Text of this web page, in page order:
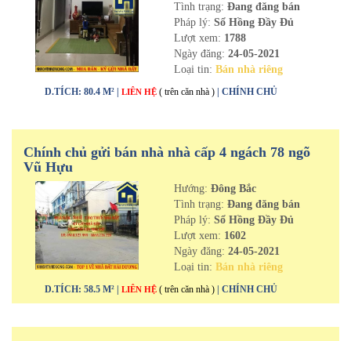
Tình trạng: Đang đăng bán
Pháp lý: Sổ Hồng Đầy Đủ
Lượt xem: 1788
Ngày đăng: 24-05-2021
Loại tin: Bán nhà riêng
D.TÍCH: 80.4 M² | LIÊN HỆ ( trên căn nhà ) | CHÍNH CHỦ
Chính chủ gửi bán nhà nhà cấp 4 ngách 78 ngõ
Vũ Hựu
Hướng: Đông Bắc
Tình trạng: Đang đăng bán
Pháp lý: Sổ Hồng Đầy Đủ
Lượt xem: 1602
Ngày đăng: 24-05-2021
Loại tin: Bán nhà riêng
D.TÍCH: 58.5 M² | LIÊN HỆ ( trên căn nhà ) | CHÍNH CHỦ